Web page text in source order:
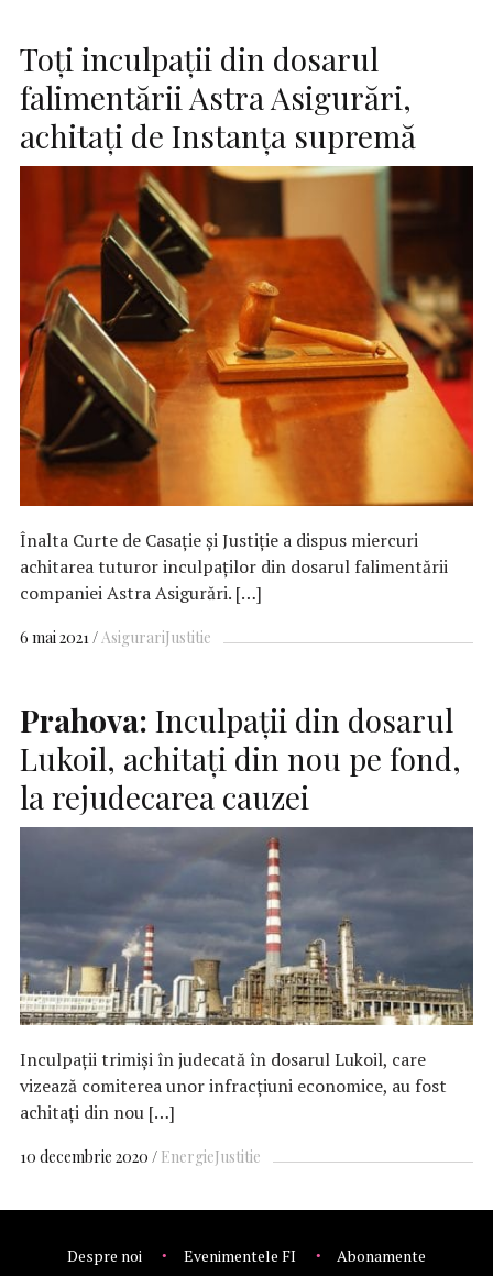
Toţi inculpaţii din dosarul
falimentării Astra Asigurări,
achitaţi de Instanţa supremă
Înalta Curte de Casaţie şi Justiţie a dispus miercuri
achitarea tuturor inculpaţilor din dosarul falimentării
companiei Astra Asigurări. […]
6 mai 2021 AsigurariJustitie
Prahova: Inculpaţii din dosarul
Lukoil, achitaţi din nou pe fond,
la rejudecarea cauzei
Inculpaţii trimişi în judecată în dosarul Lukoil, care
vizează comiterea unor infracţiuni economice, au fost
achitaţi din nou […]
10 decembrie 2020 EnergieJustitie
Despre noi Evenimentele FI
Abonamente